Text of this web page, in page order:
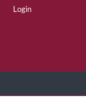
Login